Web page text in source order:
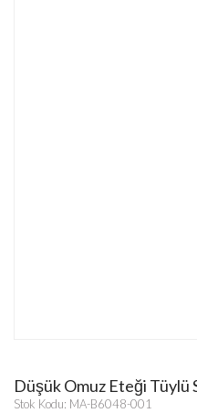
Düşük Omuz Eteği Tüylü
Stok Kodu: MA-B6048-001